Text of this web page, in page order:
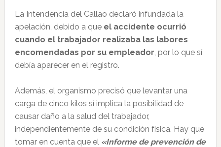
La Intendencia del Callao declaró infundada la
apelación, debido a que el accidente ocurrió
cuando el trabajador realizaba las labores
encomendadas por su empleador, por lo que sí
debía aparecer en el registro.
Además, el organismo precisó que levantar una
carga de cinco kilos sí implica la posibilidad de
causar daño a la salud del trabajador,
independientemente de su condición física. Hay que
tomar en cuenta que el «Informe de prevención de